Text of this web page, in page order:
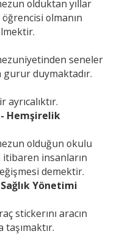
olduktan yıllar
olmanın
seneler
gurur duymaktadır.
- Hemşirelik
olduğun okulu
insanların
demektir.
Yönetimi
stickerını aracın